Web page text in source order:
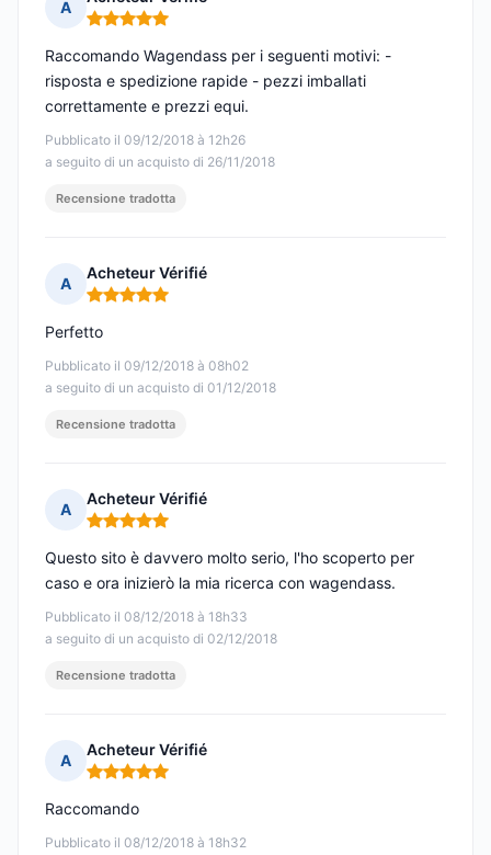
A
Nota: 5 su 5
Pubblicato il 09/12/2018 à 12h26
a seguito di un acquisto di 26/11/2018
Raccomando Wagendass per i seguenti motivi: -
risposta e spedizione rapide - pezzi imballati
correttamente e prezzi equi.
Recensione tradotta
A
Acheteur Vérifié
Nota: 5 su 5
Pubblicato il 09/12/2018 à 08h02
a seguito di un acquisto di 01/12/2018
Perfetto
Recensione tradotta
A
Acheteur Vérifié
Nota: 5 su 5
Pubblicato il 08/12/2018 à 18h33
a seguito di un acquisto di 02/12/2018
Questo sito è davvero molto serio, l'ho scoperto per
caso e ora inizierò la mia ricerca con wagendass.
Recensione tradotta
A
Acheteur Vérifié
Nota: 5 su 5
Pubblicato il 08/12/2018 à 18h32
Raccomando